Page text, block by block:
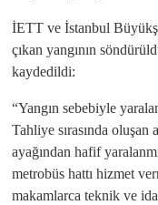
İETT ve İstanbul
çıkan yangının
kaydedildi:
“Yangın sebebiyle
Tahliye sırasında
ayağından hafif
metrobüs hattı hizmet
makamlarca teknik ve